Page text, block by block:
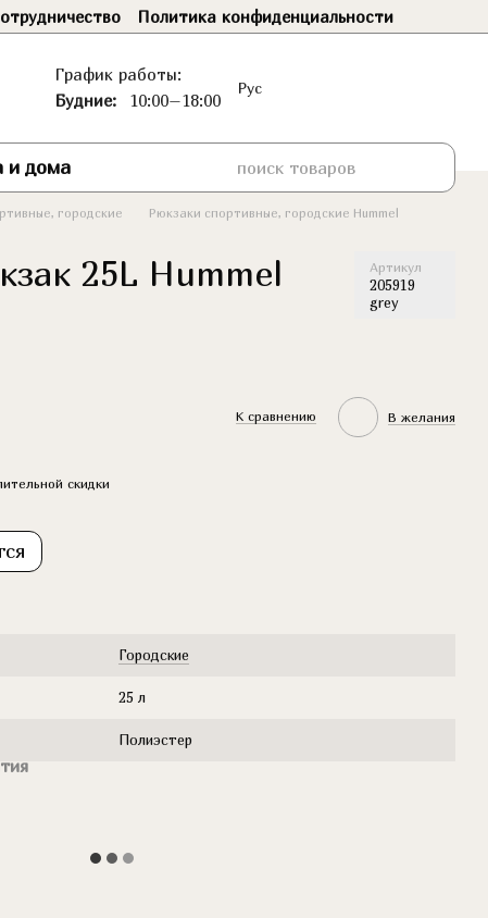
Политика конфиденциальности
График работы:
Будние:
10:00–18:00
Рус
и дома
городские
Рюкзаки спортивные, городские Hummel
25L Hummel
Артикул
205919
grey
К сравнению В желания
скидки
Городские
25 л
Полиэстер